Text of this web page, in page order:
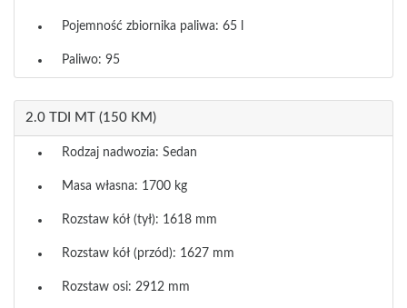
Pojemność zbiornika paliwa: 65 l
Paliwo: 95
2.0 TDI MT (150 KM)
Rodzaj nadwozia: Sedan
Masa własna: 1700 kg
Rozstaw kół (tył): 1618 mm
Rozstaw kół (przód): 1627 mm
Rozstaw osi: 2912 mm